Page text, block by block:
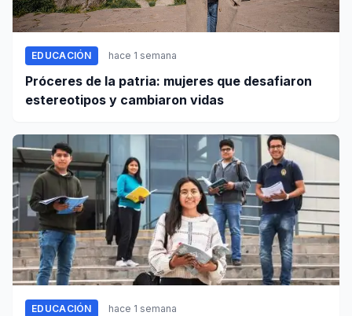
EDUCACIÓN hace 1 semana
Próceres de la patria: mujeres que desafiaron
estereotipos y cambiaron vidas
EDUCACIÓN hace 1 semana